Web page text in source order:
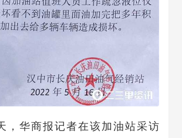
，华商报记者在该加油站采访